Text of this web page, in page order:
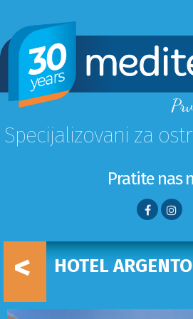
Specijalizovani za
Pratite nas
< HOTEL ARGENTO